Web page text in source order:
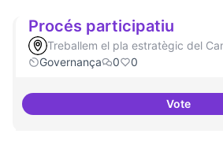
Procés participatiu
Treballem el pla estratègic del
Governança
0 0
VoteProcés